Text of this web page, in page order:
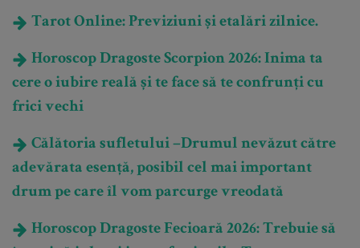
Tarot Online: Previziuni și etalări zilnice.
Horoscop Dragoste Scorpion 2026: Inima ta
cere o iubire reală și te face să te confrunți cu
frici vechi
Călătoria sufletului –Drumul nevăzut către
adevărata esență, posibil cel mai important
drum pe care îl vom parcurge vreodată
Horoscop Dragoste Fecioară 2026: Trebuie să